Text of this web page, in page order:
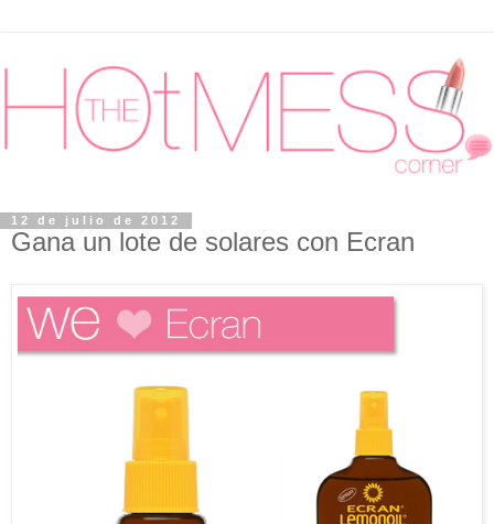
12 de julio de 2012
Gana un lote de solares con Ecran